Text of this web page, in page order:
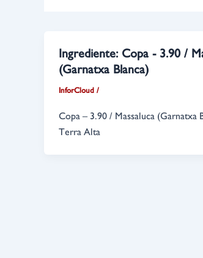
Ingrediente: Copa - 3.90 /
(Garnatxa Blanca)
InforCloud /
Copa – 3.90 / Massaluca (Garnatxa
Terra Alta